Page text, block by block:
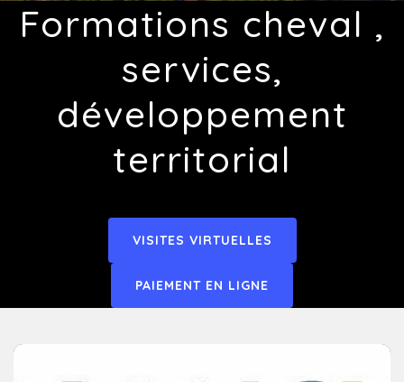
Formations cheval ,
services,
développement
territorial
VISITES VIRTUELLES
PAIEMENT EN LIGNE